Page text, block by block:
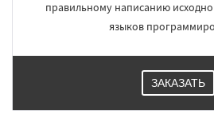
правильному написанию
языков
ЗАКАЗАТЬ